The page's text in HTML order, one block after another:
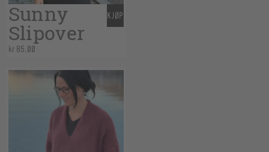
Sunny
Slipover
kr85,00
KJØP